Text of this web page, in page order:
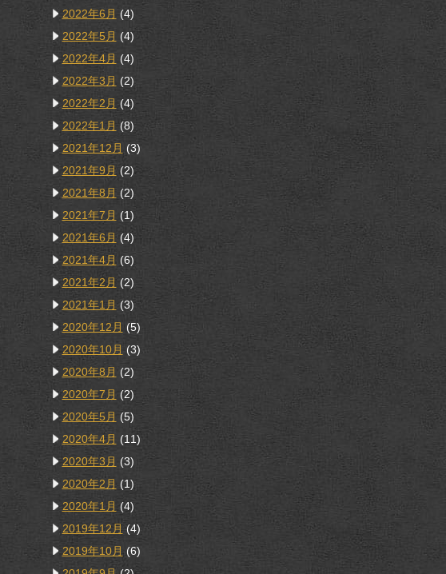
2022年6月 (4)
2022年5月 (4)
2022年4月 (4)
2022年3月 (2)
2022年2月 (4)
2022年1月 (8)
2021年12月 (3)
2021年9月 (2)
2021年8月 (2)
2021年7月 (1)
2021年6月 (4)
2021年4月 (6)
2021年2月 (2)
2021年1月(3)
2020年12月 (5)
2020年10月 (3)
2020年8月 (2)
2020年7月 (2)
2020年5月 (5)
2020年4月 (11)
2020年3月 (3)
2020年2月 (1)
2020年1月 (4)
2019年12月 (4)
2019年10月 (6)